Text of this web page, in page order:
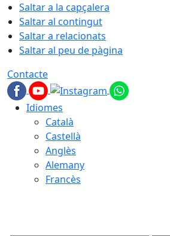
Saltar a la capçalera
Saltar al contingut
Saltar a relacionats
Saltar al peu de pàgina
Contacte
Idiomes
Català
Castellà
Anglès
Alemany
Francès